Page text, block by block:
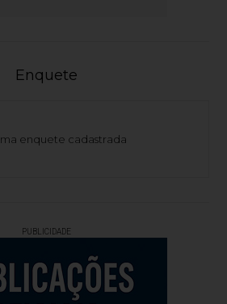
Enquete
enquete cadastrada
PUBLICIDADE